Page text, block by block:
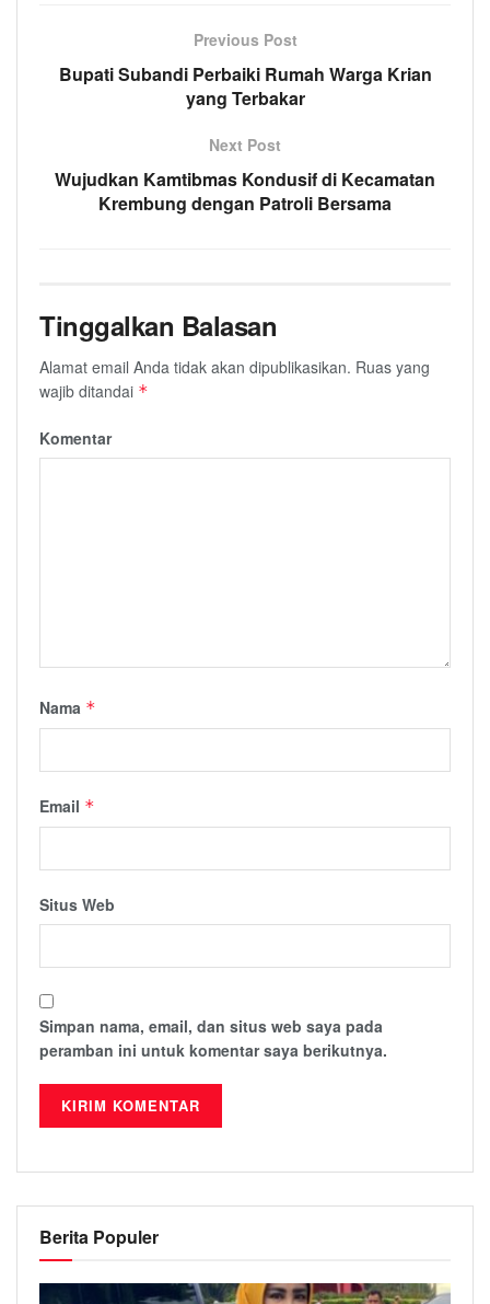
Previous Post
Bupati Subandi Perbaiki Rumah Warga Krian
yang Terbakar
Next Post
Wujudkan Kamtibmas Kondusif di Kecamatan
Krembung dengan Patroli Bersama
Tinggalkan Balasan
Alamat email Anda tidak akan dipublikasikan. Ruas yang
wajib ditandai *
Komentar
Nama *
Email *
Situs Web
Simpan nama, email, dan situs web saya pada
peramban ini untuk komentar saya berikutnya.
Berita Populer